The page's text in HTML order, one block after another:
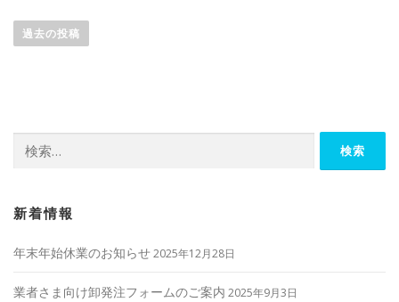
稿
シ
過去の投稿
索:
新着情報
年末年始休業のお知らせ2025年12月28日
業者さま向け卸発注フォームのご案内 2025年9月3日